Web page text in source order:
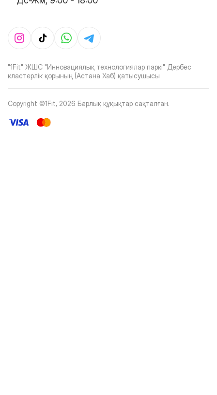
"1Fit" ЖШС "Инновациялық технологиялар паркі" Дербес
кластерлік қорының (Астана Хаб) қатысушысы
Copyright ©1Fit, 2026 Барлық құқықтар сақталған.